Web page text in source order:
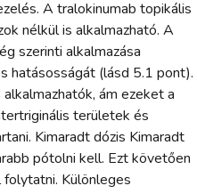
A tralokinumab topikális
nélkül is alkalmazható. A
szerinti alkalmazása
hatásosságát (lásd 5.1 pont).
ám ezeket a
területek és
Kimaradt dózis Kimaradt
pótolni kell. Ezt követően
Különleges